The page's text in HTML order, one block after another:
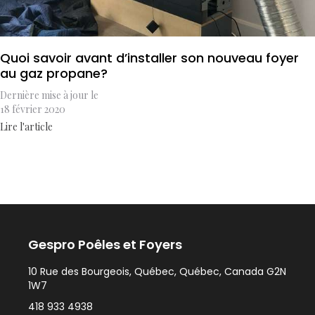
Quoi savoir avant d’installer son nouveau foyer
au gaz propane?
Dernière mise à jour le
18 février 2020
Lire l'article
Gespro Poêles et Foyers
10 Rue des Bourgeois, Québec, Québec, Canada G2N
1W7
418 933 4938